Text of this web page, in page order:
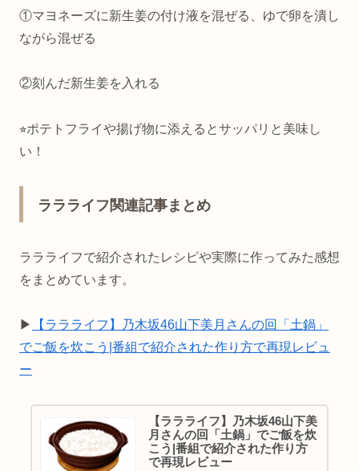
①マヨネーズに新生姜の付け液を混ぜる、ゆで卵を潰し
ながら混ぜる
②刻んだ新生姜を入れる
⭐︎ポテトフライや揚げ物に添えるとサッパリと美味し
い！
ララライフ関連記事まとめ
ララライフで紹介されたレシピや実際に作ってみた感想
をまとめています。
▶
【ララライフ】乃木坂46山下美月さんの回「土鍋」
でご飯を炊こう|番組で紹介された作り方で再現レビュ
ー
【ララライフ】乃木坂46山下美
月さんの回「土鍋」でご飯を炊
こう|番組で紹介された作り方
で再現レビュー